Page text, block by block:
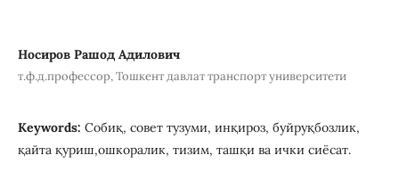
Носиров Рашод Адилович
т.ф.д.профессор, Тошкент давлат транспорт университети
Keywords: Собиқ, совет тузуми, инқироз, буйруқбозлик,
қайта қуриш,ошкоралик, тизим, ташқи ва ички сиёсат.